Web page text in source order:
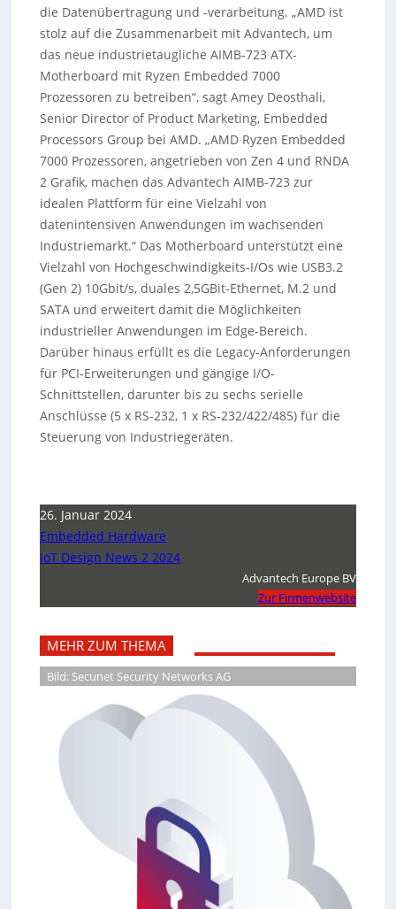
die Datenübertragung und -verarbeitung. „AMD ist
stolz auf die Zusammenarbeit mit Advantech, um
das neue industrietaugliche AIMB-723 ATX-
Motherboard mit Ryzen Embedded 7000
Prozessoren zu betreiben“, sagt Amey Deosthali,
Senior Director of Product Marketing, Embedded
Processors Group bei AMD. „AMD Ryzen Embedded
7000 Prozessoren, angetrieben von Zen 4 und RNDA
2 Grafik, machen das Advantech AIMB-723 zur
idealen Plattform für eine Vielzahl von
datenintensiven Anwendungen im wachsenden
Industriemarkt.“ Das Motherboard unterstützt eine
Vielzahl von Hochgeschwindigkeits-I/Os wie USB3.2
(Gen 2) 10Gbit/s, duales 2,5GBit-Ethernet, M.2 und
SATA und erweitert damit die Möglichkeiten
industrieller Anwendungen im Edge-Bereich.
Darüber hinaus erfüllt es die Legacy-Anforderungen
für PCI-Erweiterungen und gängige I/O-
Schnittstellen, darunter bis zu sechs serielle
Anschlüsse (5 x RS-232, 1 x RS-232/422/485) für die
Steuerung von Industriegeräten.
26. Januar 2024
Embedded Hardware
IoT Design News 2 2024
Advantech Europe BV
Zur Firmenwebsite
MEHR ZUM THEMA
Bild: Secunet Security Networks AG